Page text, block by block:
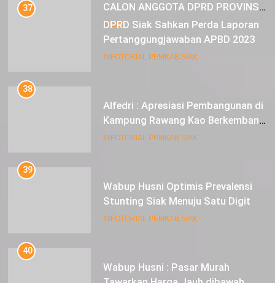
CALON ANGGOTA DPRD PROVINSI
DKI JAKARTA
IKLAN
37
DPRD Siak Sahkan Perda Laporan
Pertanggungjawaban APBD 2023
INFOTORIAL PEMKAB SIAK
38
Alfedri : Apresiasi Pembangunan di
Kampung Rawang Kao Berkembang
Pesat
INFOTORIAL PEMKAB SIAK
39
Wabup Husni Optimis Prevalensi
Stunting Siak Menuju Satu Digit
INFOTORIAL PEMKAB SIAK
40
Wabup Husni : Pasar Murah